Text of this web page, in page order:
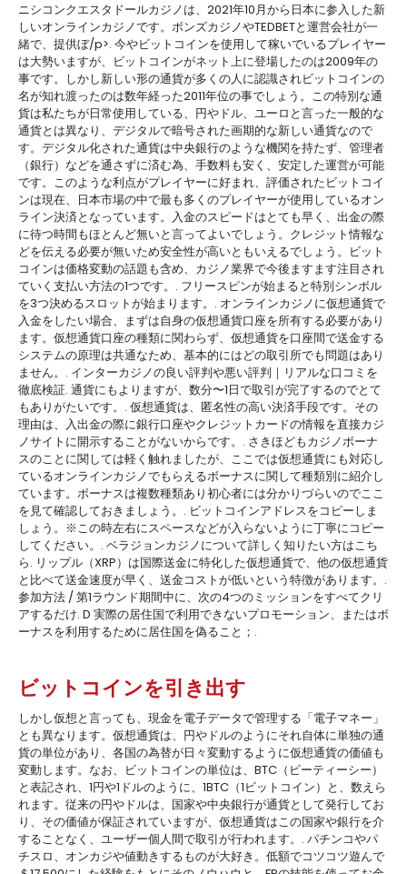
ニシコンクエスタドールカジノは、2021年10月から日本に参入した新
しいオンラインカジノです。ボンズカジノやTEDBETと運営会社が一
緒で、提供ぼ/p>. 今やビットコインを使用して稼いでいるプレイヤー
は大勢いますが、ビットコインがネット上に登場したのは2009年の
事です。しかし新しい形の通貨が多くの人に認識されビットコインの
名が知れ渡ったのは数年経った2011年位の事でしょう。この特別な通
貨は私たちが日常使用している、円やドル、ユーロと言った一般的な
通貨とは異なり、デジタルで暗号された画期的な新しい通貨なので
す。デジタル化された通貨は中央銀行のような機関を持たず、管理者
（銀行）などを通さずに済む為、手数料も安く、安定した運営が可能
です。このような利点がプレイヤーに好まれ、評価されたビットコイ
ンは現在、日本市場の中で最も多くのプレイヤーが使用しているオン
ライン決済となっています。入金のスピードはとても早く、出金の際
に待つ時間もほとんど無いと言ってよいでしょう。クレジット情報な
どを伝える必要が無いため安全性が高いともいえるでしょう。ビット
コインは価格変動の話題も含め、カジノ業界で今後ますます注目され
ていく支払い方法の1つです。. フリースピンが始まると特別シンボル
を3つ決めるスロットが始まります。. オンラインカジノに仮想通貨で
入金をしたい場合、まずは自身の仮想通貨口座を所有する必要があり
ます。仮想通貨口座の種類に関わらず、仮想通貨を口座間で送金する
システムの原理は共通なため、基本的にはどの取引所でも問題はあり
ません。. インターカジノの良い評判や悪い評判｜リアルな口コミを
徹底検証. 通貨にもよりますが、数分〜1日で取引が完了するのでとて
もありがたいです。. 仮想通貨は、匿名性の高い決済手段です。その
理由は、入出金の際に銀行口座やクレジットカードの情報を直接カジ
ノサイトに開示することがないからです。. さきほどもカジノボーナ
スのことに関しては軽く触れましたが、ここでは仮想通貨にも対応し
ているオンラインカジノでもらえるボーナスに関して種類別に紹介し
ています。ボーナスは複数種類あり初心者には分かりづらいのでここ
を見て確認しておきましょう。. ビットコインアドレスをコピーしま
しょう。※この時左右にスペースなどが入らないように丁寧にコピー
してください。. ベラジョンカジノについて詳しく知りたい方はこち
ら. リップル（XRP）は国際送金に特化した仮想通貨で、他の仮想通貨
と比べて送金速度が早く、送金コストが低いという特徴があります。.
参加方法 / 第1ラウンド期間中に、次の4つのミッションをすべてクリ
アするだけ. D 実際の居住国で利用できないプロモーション、またはボ
ーナスを利用するために居住国を偽ること；.
ビットコインを引き出す
しかし仮想と言っても、現金を電子データで管理する「電子マネー」
とも異なります。仮想通貨は、円やドルのようにそれ自体に単独の通
貨の単位があり、各国の為替が日々変動するように仮想通貨の価値も
変動します。なお、ビットコインの単位は、BTC（ビーティーシー）
と表記され、1円や1ドルのように、1BTC（1ビットコイン）と、数えら
れます。従来の円やドルは、国家や中央銀行が通貨として発行してお
り、その価値が保証されていますが、仮想通貨はこの国家や銀行を介
することなく、ユーザー個人間で取引が行われます。. パチンコやパ
チスロ、オンカジや値動きするものが大好き。低額でコツコツ遊んで